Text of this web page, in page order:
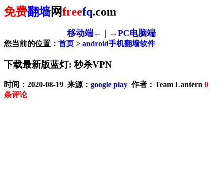
免费翻墙网freefq.com
移动端← | →PC电脑端
您当前的位置： 首页 > android手机翻墙软件
下载最新版蓝灯: 秒杀VPN
时间：2020-08-19 来源： google play 作者：Team Lantern 0
条评论